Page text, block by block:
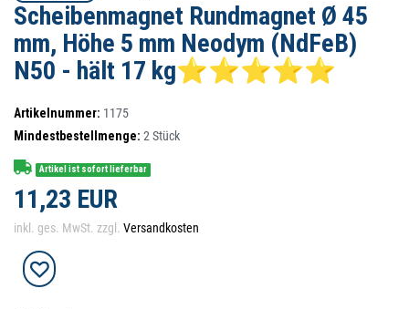
Scheibenmagnet Rundmagnet Ø 45
mm, Höhe 5 mm Neodym (NdFeB)
N50 - hält 17 kg⭐⭐⭐⭐⭐
Artikelnummer: 1175
Mindestbestellmenge: 2 Stück
Artikel ist sofort lieferbar
11,23 EUR
inkl. ges. MwSt. zzgl. Versandkosten